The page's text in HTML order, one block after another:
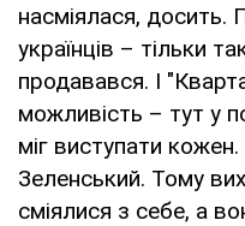
насміялася, досить.
українців – тільки
продавався. І
можливість – тут у
міг виступати
Зеленський. Тому
сміялися з себе, а